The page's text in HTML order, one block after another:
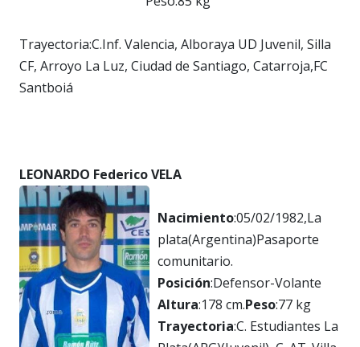
Trayectoria:C.Inf. Valencia, Alboraya UD Juvenil, Silla
CF, Arroyo La Luz, Ciudad de Santiago, Catarroja,FC
Santboiá
LEONARDO Federico VELA
Nacimiento:05/02/1982,La
plata(Argentina)Pasaporte
comunitario.
Posición:Defensor-Volante
Altura:178 cm.Peso:77 kg
Trayectoria:C. Estudiantes La